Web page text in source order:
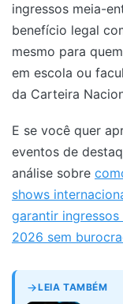
ingressos meia-
benefício legal
mesmo para
em escola ou
da Carteira
E se você quer
eventos de
análise sobre
shows
garantir
2026 sem
LEIA TAMBÉM